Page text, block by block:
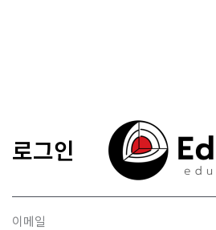
로그인
이메일